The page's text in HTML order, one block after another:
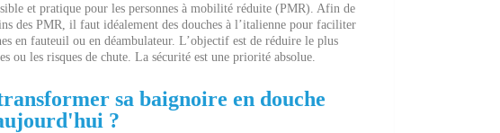
et pratique pour les personnes à mobilité réduite (PMR). Afin de
des PMR, il faut idéalement des douches à l’italienne pour faciliter
en fauteuil ou en déambulateur. L’objectif est de réduire le plus
ou les risques de chute. La sécurité est une priorité absolue.
sa baignoire en douche
?